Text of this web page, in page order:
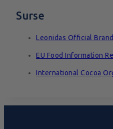
Surse
Leonidas Official
EU Food Information
International Cocoa